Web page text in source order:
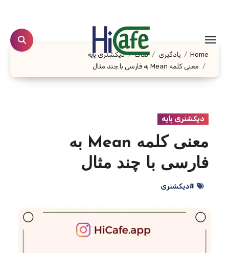
content
Home یادگیری لغات
دیکشنری پایه
معنی کلمه Mean به فارسی با چند مثال
دیکشنری پایه
معنی کلمه Mean به
فارسی با چند مثال
#دیکشنری